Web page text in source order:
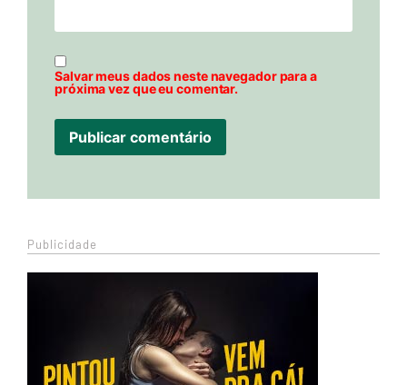
Salvar meus dados neste navegador para a
próxima vez que eu comentar.
Publicidade